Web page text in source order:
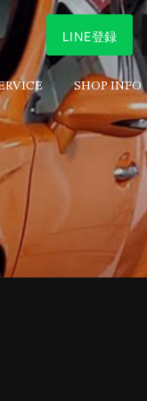
LINE登録
SHOP INFO